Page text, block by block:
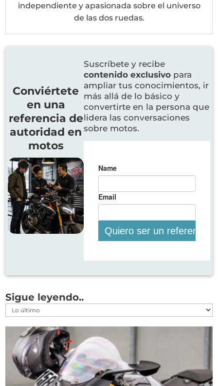
independiente y apasionada sobre el universo
de las dos ruedas.
Conviértete
en una
referencia de
autoridad en
motos
Suscríbete y recibe
contenido exclusivo para
ampliar tus conocimientos, ir
más allá de lo básico y
convertirte en la persona que
lidera las conversaciones
sobre motos.
Sigue leyendo..